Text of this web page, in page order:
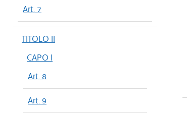
Art. 7
TITOLO II
CAPO I
Art. 8
Art. 9